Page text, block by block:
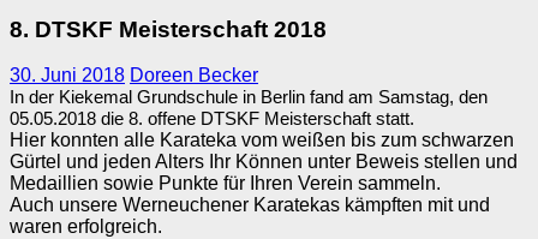
8. DTSKF Meisterschaft 2018
30. Juni 2018 Doreen Becker
In der Kiekemal Grundschule in Berlin fand am Samstag, den
05.05.2018 die 8. offene DTSKF Meisterschaft statt.
Hier konnten alle Karateka vom weißen bis zum schwarzen
Gürtel und jeden Alters Ihr Können unter Beweis stellen und
Medaillien sowie Punkte für Ihren Verein sammeln.
Auch unsere Werneuchener Karatekas kämpften mit und
waren erfolgreich.